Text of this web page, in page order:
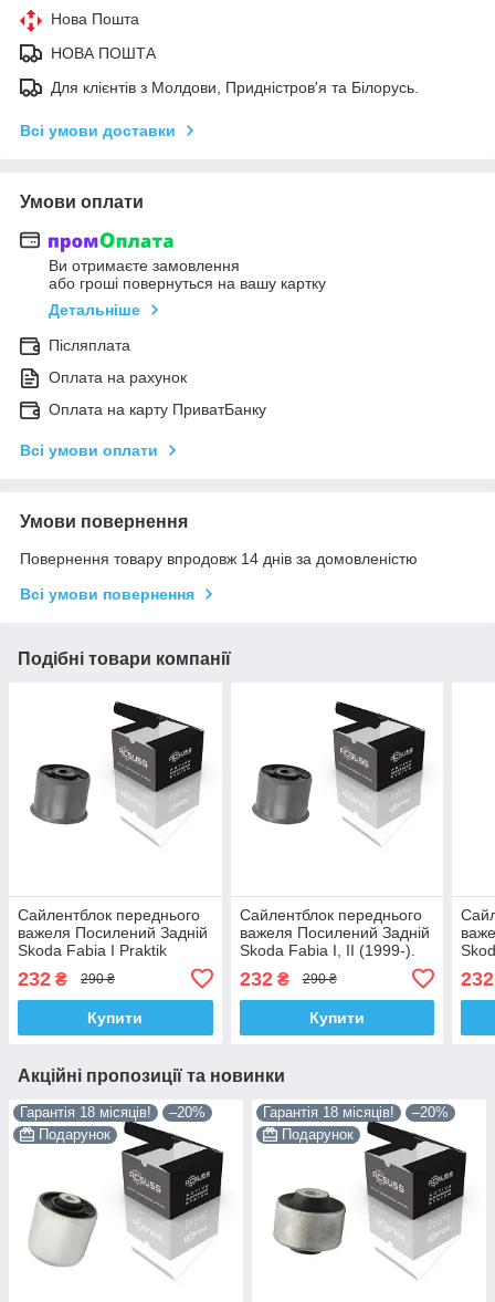
Нова Пошта
НОВА ПОШТА
Для клієнтів з Молдови, Придністров'я та Білорусь.
Всі умови доставки
Умови оплати
Ви отримаєте замовлення
або гроші повернуться на вашу картку
Детальніше
Післяплата
Оплата на рахунок
Оплата на карту ПриватБанку
Всі умови оплати
Умови повернення
Повернення товару впродовж 14 днів за домовленістю
Всі умови повернення
Подібні товари компанії
Сайлентблок переднього
важеля Посилений Задній
Skoda Fabia I Praktik
(1999-). Корея ACSUSS!
34559 , JBU602 ,
VKDS331037
232 ₴ 290 ₴
Купити
Сайлентблок переднього
важеля Посилений Задній
Skoda Fabia I, II (1999-).
JBU602 , VKDS331037
232₴ 290 ₴
Купити
232
Акційні пропозиції та новинки
Гарантія 18 місяців!
–20%
Подарунок
Гарантія 18 місяців!
–20%
Подарунок